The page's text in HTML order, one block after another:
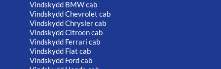
Vindskydd BMW cab
Vindskydd Chevrolet cab
Vindskydd Chrysler cab
Vindskydd Citroen cab
Vindskydd Ferrari cab
Vindskydd Fiat cab
Vindskydd Ford cab